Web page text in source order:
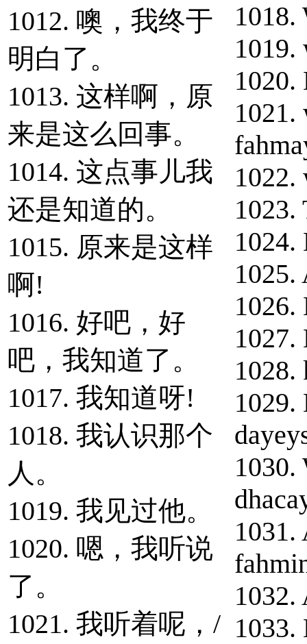
1012. 噢，我终于
明白了。
1013. 这样啊，原
来是这么回事。
1014. 这点事儿我
还是知道的。
1015. 原来是这样
啊!
1016. 好吧，好
吧，我知道了。
1017. 我知道呀!
1018. 我认识那个
人。
1019. 我见过他。
1020. 嗯，我听说
了。
1021. 我听着呢，/
1018.
1019.
1020.
1021.
1022.
1023.
1024.
1025.
1026.
1027.
1028.
1029.
1030.
1031.
1032.
1033.